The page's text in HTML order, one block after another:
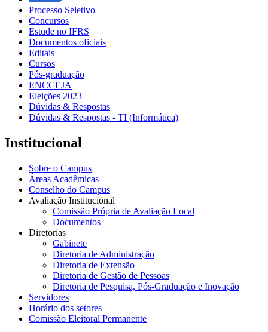
Processo Seletivo
Concursos
Estude no IFRS
Documentos oficiais
Editais
Cursos
Pós-graduação
ENCCEJA
Eleições 2023
Dúvidas & Respostas
Dúvidas & Respostas - TI (Informática)
Institucional
Sobre o Campus
Áreas Acadêmicas
Conselho do Campus
Avaliação Institucional
Comissão Própria de Avaliação Local
Documentos
Diretorias
Gabinete
Diretoria de Administração
Diretoria de Extensão
Diretoria de Gestão de Pessoas
Diretoria de Pesquisa, Pós-Graduação e Inovação
Servidores
Horário dos setores
Comissão Eleitoral Permanente